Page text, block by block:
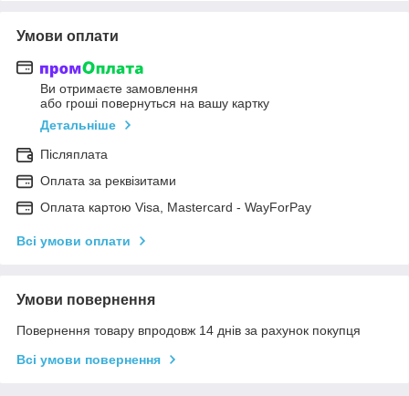
Умови оплати
Ви отримаєте замовлення
або гроші повернуться на вашу картку
Детальніше
Післяплата
Оплата за реквізитами
Оплата картою Visa, Mastercard - WayForPay
Всі умови оплати
Умови повернення
Повернення товару впродовж 14 днів за рахунок покупця
Всі умови повернення